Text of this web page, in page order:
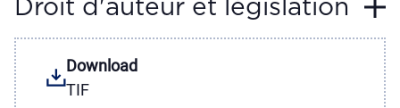
Droit d'auteur et législation
Download
TIF